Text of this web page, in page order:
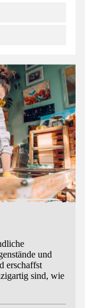
und
erschaffst
sind, wie